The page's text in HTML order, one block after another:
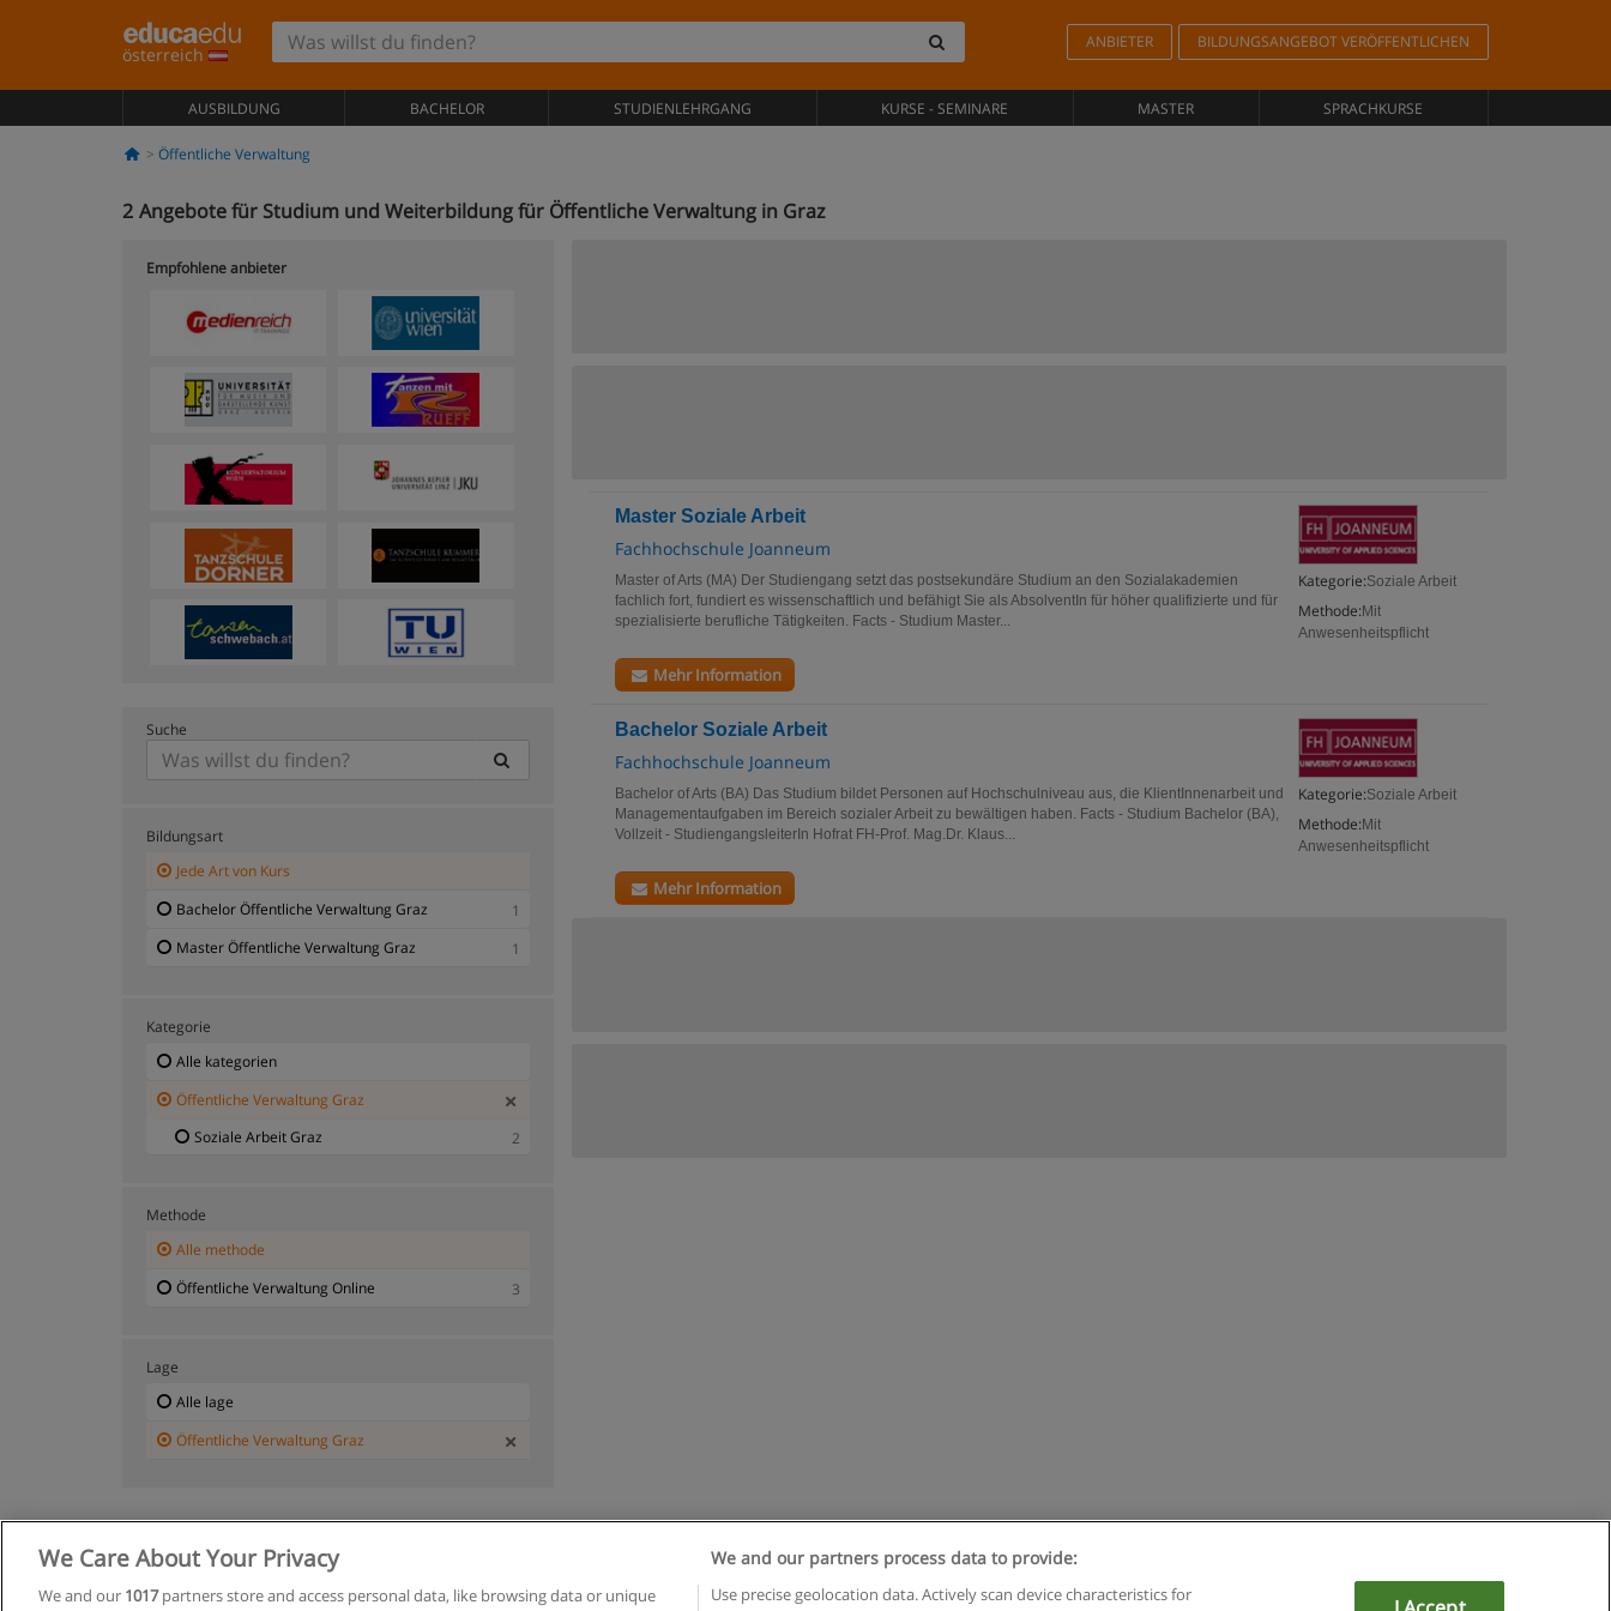
österreich
ANBIETER BILDUNGSANGEBOT VERÖFFENTLICHEN
AUSBILDUNG BACHELOR STUDIENLEHRGANG KURSE - SEMINARE MASTER SPRACHKURSE
Öffentliche Verwaltung
2 Angebote für Studium und Weiterbildung für Öffentliche Verwaltung in Graz
Master Soziale Arbeit
Fachhochschule Joanneum
Kategorie:Soziale Arbeit
Methode: Mit
Anwesenheitspflicht
Master of Arts (MA) Der Studiengang setzt das postsekundäre Studium an den Sozialakademien
fachlich fort, fundiert es wissenschaftlich und befähigt Sie als AbsolventIn für höher qualifizierte und für
spezialisierte berufliche Tätigkeiten. Facts - Studium Master...
Mehr Information
Bachelor Soziale Arbeit
Fachhochschule Joanneum
Kategorie:Soziale Arbeit
Methode: Mit
Anwesenheitspflicht
Bachelor of Arts (BA) Das Studium bildet Personen auf Hochschulniveau aus, die KlientInnenarbeit und
Managementaufgaben im Bereich sozialer Arbeit zu bewältigen haben. Facts - Studium Bachelor (BA),
Vollzeit - StudiengangsleiterIn Hofrat FH-Prof. Mag.Dr. Klaus...
Mehr Information
Empfohlene anbieter
Suche
Bildungsart
Jede Art von Kurs
Bachelor Öffentliche Verwaltung Graz
1
Master Öffentliche Verwaltung Graz
1
Kategorie
Alle kategorien
Öffentliche Verwaltung Graz
Soziale Arbeit Graz
2
Methode
Alle methode
Öffentliche Verwaltung Online
3
Lage
Alle lage
Öffentliche Verwaltung Graz
We Care About Your Privacy
We and our 1017partners store and access personal data, like browsing data or unique
We and our partners process data to provide:
Use precise geolocation data. Actively scan device characteristics for